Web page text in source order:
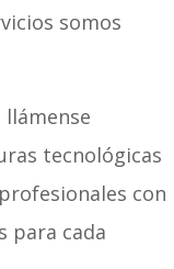
somos
tecnológicas
con
para cada